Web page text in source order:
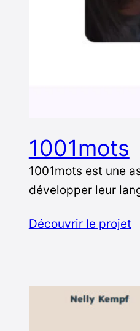
1001mots
1001mots est une
développer leur
Découvrir le projet